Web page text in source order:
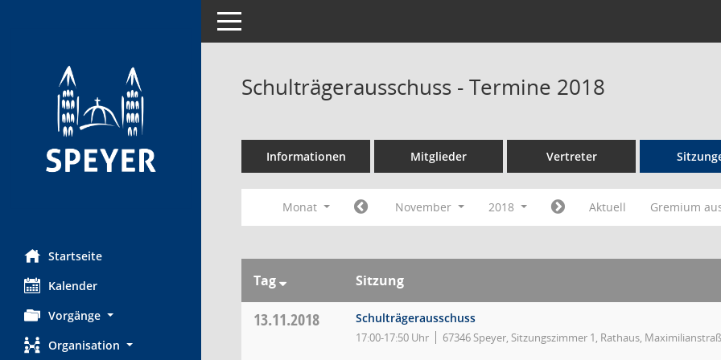
Startseite
Kalender
Vorgänge
Organisation
Toggle navigation
Schulträgerausschuss - Termine 2018
Informationen Mitglieder Vertreter
Monat November 2018 Aktuell Gremium
Tag Sitzung
13.11.2018 Schulträgerausschuss
17:00-17:50 Uhr 67346 Speyer, Sitzungszimmer 1, Rathaus,